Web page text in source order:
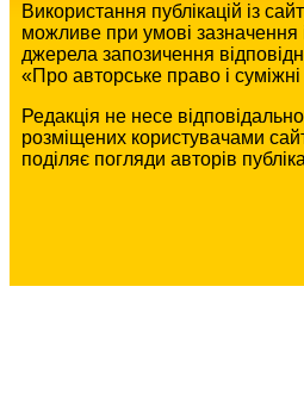
Використання публікацій із
можливе при умові зазначення
джерела запозичення
«Про авторське право і
Редакція не несе
розміщених користувачами
поділяє погляди авторів